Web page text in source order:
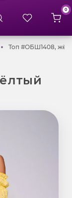
0
товары
Топ #ОБШ1408,